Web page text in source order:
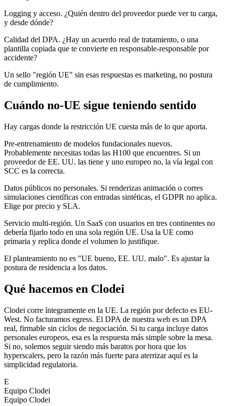
Logging y acceso. ¿Quién dentro del proveedor puede ver tu carga,
y desde dónde?
Calidad del DPA. ¿Hay un acuerdo real de tratamiento, o una
plantilla copiada que te convierte en responsable-responsable por
accidente?
Un sello "región UE" sin esas respuestas es marketing, no postura
de cumplimiento.
Cuándo no-UE sigue teniendo sentido
Hay cargas donde la restricción UE cuesta más de lo que aporta.
Pre-entrenamiento de modelos fundacionales nuevos.
Probablemente necesitas todas las H100 que encuentres. Si un
proveedor de EE. UU. las tiene y uno europeo no, la vía legal con
SCC es la correcta.
Datos públicos no personales. Si renderizas animación o corres
simulaciones científicas con entradas sintéticas, el GDPR no aplica.
Elige por precio y SLA.
Servicio multi-región. Un SaaS con usuarios en tres continentes no
debería fijarlo todo en una sola región UE. Usa la UE como
primaria y replica donde el volumen lo justifique.
El planteamiento no es "UE bueno, EE. UU. malo". Es ajustar la
postura de residencia a los datos.
Qué hacemos en Clodei
Clodei corre íntegramente en la UE. La región por defecto es EU-
West. No facturamos egress. El DPA de nuestra web es un DPA
real, firmable sin ciclos de negociación. Si tu carga incluye datos
personales europeos, esa es la respuesta más simple sobre la mesa.
Si no, solemos seguir siendo más baratos por hora que los
hyperscalers, pero la razón más fuerte para aterrizar aquí es la
simplicidad regulatoria.
E
Equipo Clodei
Equipo Clodei